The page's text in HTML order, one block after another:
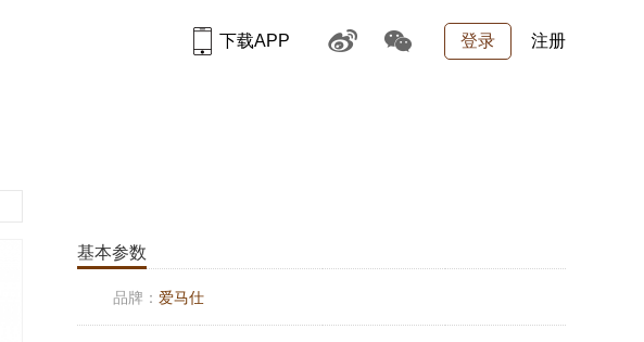
登录 注册
下载APP
基本参数
品牌： 爱马仕